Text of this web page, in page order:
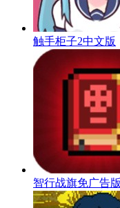
触手柜子2中文版
智行战旗免广告版